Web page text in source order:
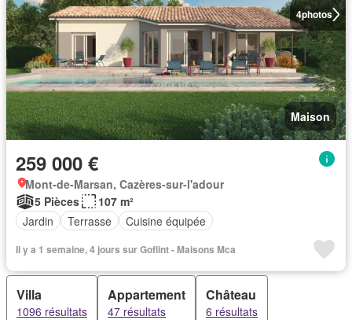
4photos
Maison
259 000 €
Mont-de-Marsan, Cazères-sur-l'adour
5 Pièces
107 m²
Jardin
Terrasse Cuisine équipée
Il y a 1 semaine, 4 jours sur Goflint - Maisons Mca
Villa
1096 résultats
Appartement
47 résultats
Château
6 résultats